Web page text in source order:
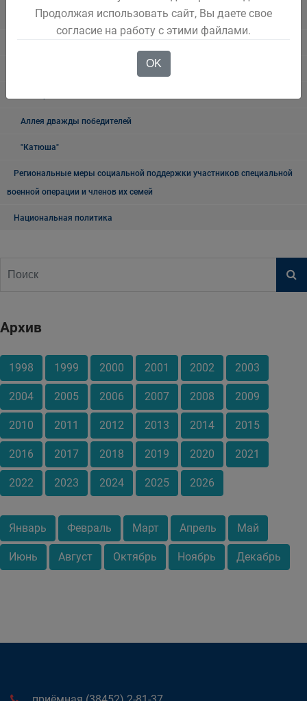
Аллея дважды победителей
"Катюша"
Региональные меры социальной поддержки участников специальной
военной операции и членов их семей
Национальная политика
Архив
1998 1999 2000 2001 2002 2003
2004 2005 2006 2007 2008 2009
2010 2011 2012 2013 2014 2015
2016 2017 2018 2019 2020 2021
2022 2023 2024 2025 2026
Январь Февраль Март Апрель Май
Июнь Август Октябрь Ноябрь Декабрь
Продолжая использовать сайт, Вы даете свое
согласие на работу с этими файлами.
OK